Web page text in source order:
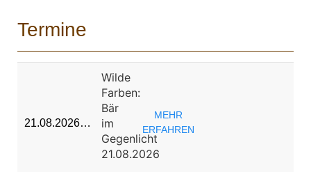
Termine
21.08.2026…
Wilde
Farben:
Bär
im
Gegenlicht
21.08.2026
MEHR
ERFAHREN